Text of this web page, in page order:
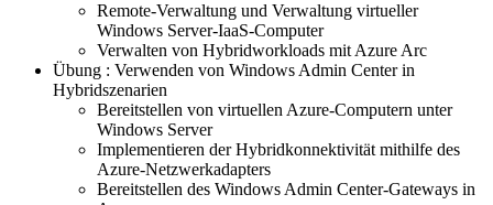
Remote-Verwaltung und Verwaltung virtueller
Windows Server-IaaS-Computer
Verwalten von Hybridworkloads mit Azure Arc
Übung : Verwenden von Windows Admin Center in
Hybridszenarien
Bereitstellen von virtuellen Azure-Computern unter
Windows Server
Implementieren der Hybridkonnektivität mithilfe des
Azure-Netzwerkadapters
Bereitstellen des Windows Admin Center-Gateways in